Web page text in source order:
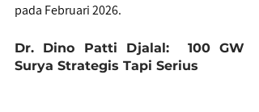
pada Februari 2026.
Dr. Dino Patti Djalal:  100 GW
Surya Strategis Tapi Serius